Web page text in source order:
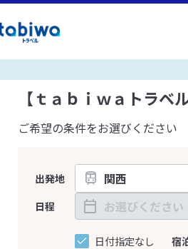
【ｔａｂｉｗａトラ
ご希望の条件をお選びください
出発地
日程
日付指定なし 宿